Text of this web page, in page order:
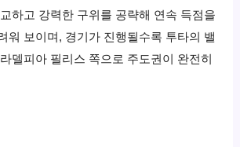
하고 강력한 구위를 공략해 연속 득점을
워 보이며, 경기가 진행될수록 투타의 밸
델피아 필리스 쪽으로 주도권이 완전히